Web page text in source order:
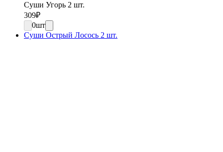
Суши Угорь 2 шт.
309₽
0шт
Суши Острый Лосось 2 шт.